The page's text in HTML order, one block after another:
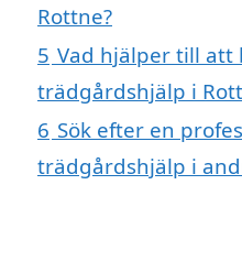
Rottne?
5 Vad hjälper till att
trädgårdshjälp i
6 Sök efter en
trädgårdshjälp i